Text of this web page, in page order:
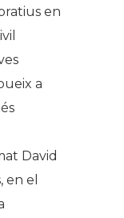
en
a
David
en el